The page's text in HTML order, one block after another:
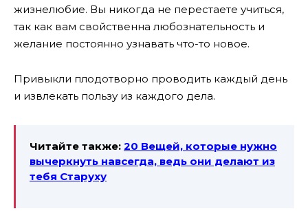
жизнелюбие. Вы никогда не перестаете учиться,
так как вам свойственна любознательность и
желание постоянно узнавать что-то новое.
Привыкли плодотворно проводить каждый день
и извлекать пользу из каждого дела.
Читайте также: 20 Вещей, которые нужно
вычеркнуть навсегда, ведь они делают из
тебя Старуху